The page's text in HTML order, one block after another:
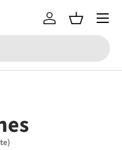
Einloggen
Menü